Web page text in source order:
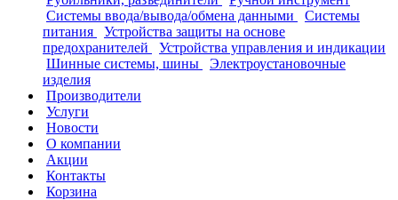
Системы ввода/вывода/обмена данными
Системы
питания
Устройства защиты на основе
предохранителей
Устройства управления и индикации
Шинные системы, шины
Электроустановочные
изделия
Производители
Услуги
Новости
О компании
Акции
Контакты
Корзина